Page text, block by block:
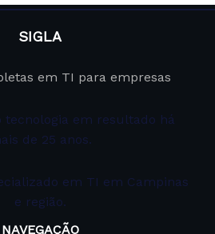
SIGLA
em TI para empresas
tecnologia em resultado há
de 25 anos.
em TI em Campinas
e região.
NAVEGAÇÃO